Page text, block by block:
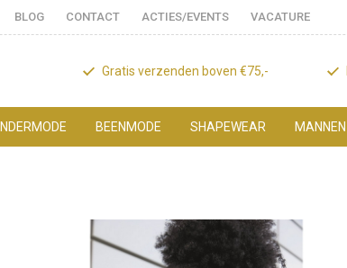
BLOG CONTACT ACTIES/EVENTS VACATURE
Gratis verzenden boven €75,-
BEENMODE SHAPEWEAR MANNEN